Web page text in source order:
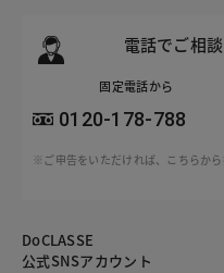
電話でご相談
固定電話から
0120-178-788
※ご申告をいただければ、こちらか
DoCLASSE
公式SNSアカウント